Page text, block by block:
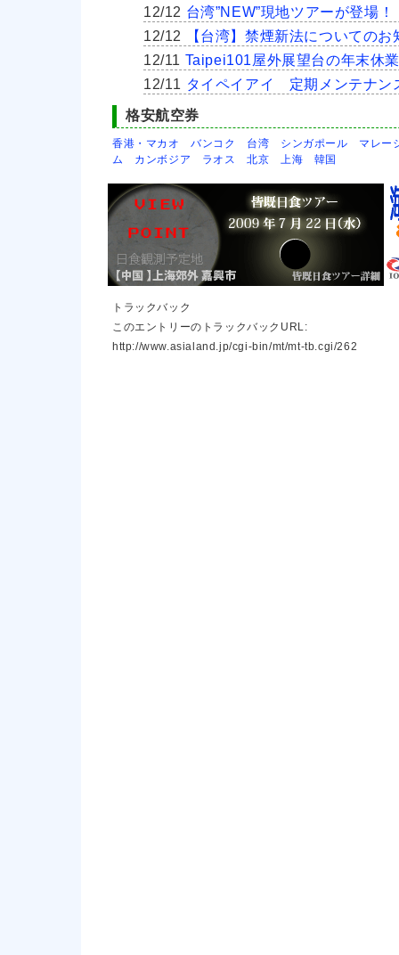
12/12 台湾”NEW”現地ツアーが登場！
12/12
【台湾】禁煙新法についての
12/11 Taipei101屋外展望台の年末休
12/11 タイペイアイ 定期メンテナン
格安航空券
香港・マカオ バンコク 台湾 シンガポール
マレー
ム
カンボジア ラオス 北京 上海 韓国
トラックバック
このエントリーのトラックバックURL:
http://www.asialand.jp/cgi-bin/mt/mt-tb.cgi/262